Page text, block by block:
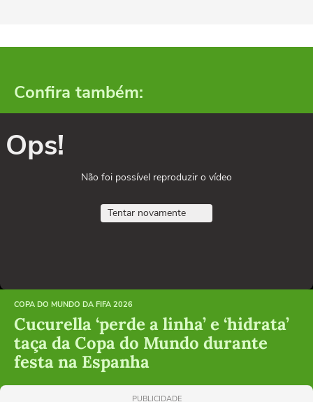
Confira também:
Ops!
Não foi possível reproduzir o vídeo
Tentar novamente
COPA DO MUNDO DA FIFA 2026
Cucurella ‘perde a linha’ e ‘hidrata’
taça da Copa do Mundo durante
festa na Espanha
PUBLICIDADE